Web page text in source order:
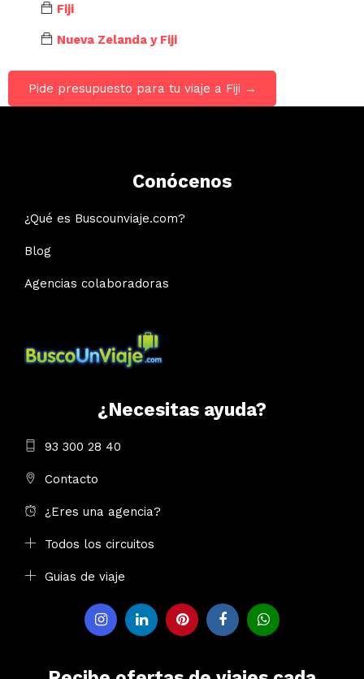
Fiji
Nueva Zelanda y Fiji
Pide presupuesto para tu viaje a Fiji →
Conócenos
¿Qué es Buscounviaje.com?
Blog
Agencias colaboradoras
¿Necesitas ayuda?
93 300 28 40
Contacto
¿Eres una agencia?
Todos los circuitos
Guias de viaje